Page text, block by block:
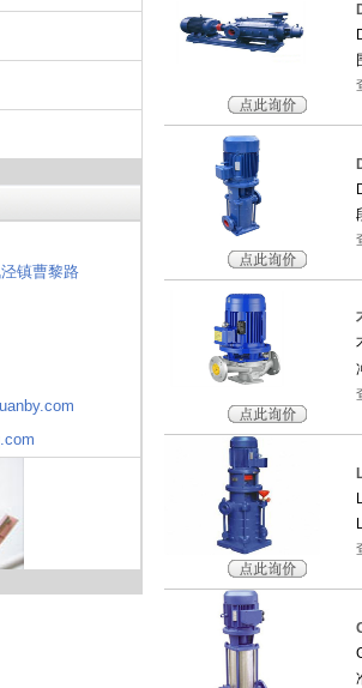
镇曹黎路